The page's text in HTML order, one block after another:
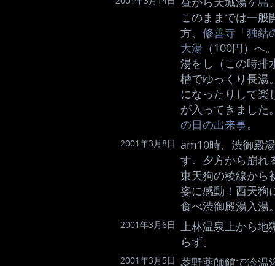
このままでは一般
方、 修善寺「独鈷
大湯 （100円）へ
湯をし（この時排
槽でゆっくり長湯
になったりして楽
が入ってきました
の日の出来事。
2001年3月8日 am10時、渋御殿
す。夕方から崩れ
東天狗の稜線から
姿に感動！西天狗
食べ渋御殿湯入湯
2001年3月6日 上林温泉上から地
らず。
2001年3月5日 菱野薬師館で冷